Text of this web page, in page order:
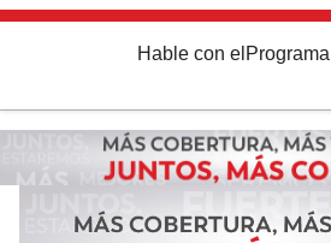
Hable con el Programa